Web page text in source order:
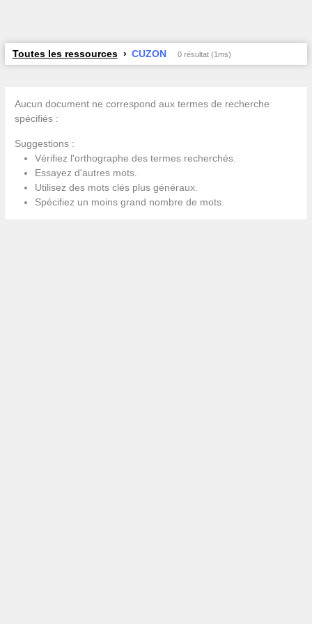
Toutes les ressources CUZON 0 résultat (1ms)
Aucun document ne correspond aux termes de recherche
spécifiés :
Suggestions :
Vérifiez l'orthographe des termes recherchés.
Essayez d'autres mots.
Utilisez des mots clés plus généraux.
Spécifiez un moins grand nombre de mots.